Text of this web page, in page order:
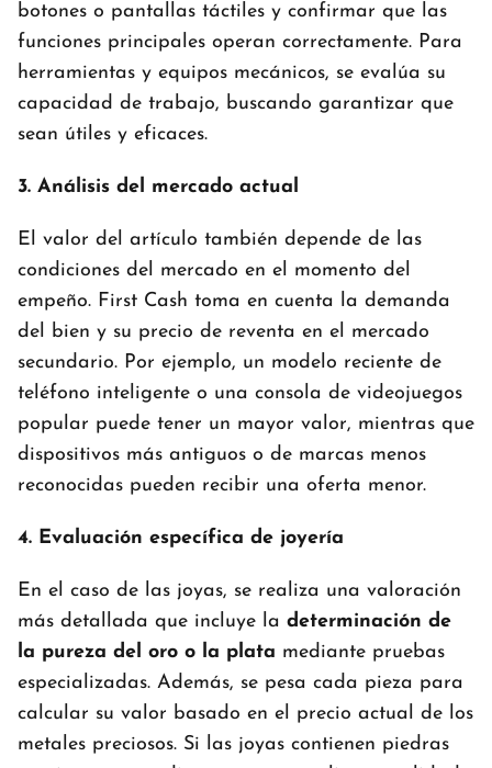
botones o pantallas táctiles y confirmar que las
funciones principales operan correctamente. Para
herramientas y equipos mecánicos, se evalúa su
capacidad de trabajo, buscando garantizar que
sean útiles y eficaces.
3. Análisis del mercado actual
El valor del artículo también depende de las
condiciones del mercado en el momento del
empeño. First Cash toma en cuenta la demanda
del bien y su precio de reventa en el mercado
secundario. Por ejemplo, un modelo reciente de
teléfono inteligente o una consola de videojuegos
popular puede tener un mayor valor, mientras que
dispositivos más antiguos o de marcas menos
reconocidas pueden recibir una oferta menor.
4. Evaluación específica de joyería
En el caso de las joyas, se realiza una valoración
más detallada que incluye la determinación de
la pureza del oro o la plata mediante pruebas
especializadas. Además, se pesa cada pieza para
calcular su valor basado en el precio actual de los
metales preciosos. Si las joyas contienen piedras